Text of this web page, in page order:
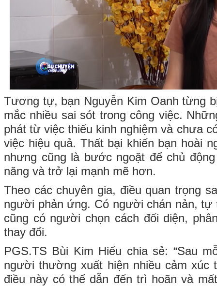
Tương tự, bạn Nguyễn Kim Oanh từng
mắc nhiều sai sót trong công việc.
phát từ việc thiếu kinh nghiệm và chưa
việc hiệu quả. Thất bại khiến bạn hoài
nhưng cũng là bước ngoặt để chủ
năng và trở lại mạnh mẽ hơn.
Theo các chuyên gia, điều quan trọng
người phản ứng. Có người chán nản, tự
cũng có người chọn cách đối diện,
thay đổi.
PGS.TS Bùi Kim Hiếu chia sẻ: “Sau
người thường xuất hiện nhiều cảm xúc
điều này có thể dẫn đến trì hoãn và